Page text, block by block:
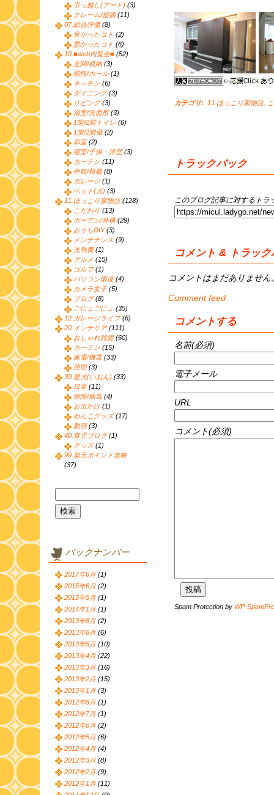
カテゴリ: 11.ほっこり家物語,
トラックバック
このブログ記事に対するトラ
コメント & トラック
コメントはまだありません
Comment feed
コメントする
名前(必須)
電子メール
URL
コメント(必須)
Spam Protection by WP-
引っ越し(アート) (3)
クレーム/指摘(11)
07.総合評価(8)
良かったコト (2)
悪かったコト (6)
10.■web内覧会■ (52)
玄関/収納(3)
階段/ホール(1)
キッチン (6)
ダイニング(3)
リビング(3)
浴室/洗面所(3)
1階/2階トイレ (6)
1階/2階蔵(2)
和室(2)
寝室/子供・洋室(3)
カーテン (11)
外観/植栽(8)
ガレージ (1)
ペット(犬) (3)
11.ほっこり家物語(128)
こだわり (13)
ガーデン/外構(29)
おうちDIY(3)
メンテナンス (9)
光熱費(1)
グルメ (15)
ゴルフ (1)
パソコン環境(4)
カメラ女子 (5)
ブログ(8)
ごにょごにょ (35)
12.ガレージライフ (6)
20.インテリア(111)
おしゃれ雑貨(60)
カーテン (15)
家電/機器 (33)
照明(3)
30.愛犬(いおん) (33)
日常 (11)
病院/病気 (4)
お出かけ (1)
わんこグッズ(17)
動画(3)
40.育児ブログ(1)
グッズ(1)
99.楽天ポイント攻略
(37)
バックナンバー
2017年6月 (1)
2015年6月 (2)
2015年5月 (1)
2014年1月 (1)
2013年8月 (2)
2013年6月 (6)
2013年5月 (10)
2013年4月 (22)
2013年3月 (16)
2013年2月 (15)
2013年1月 (3)
2012年8月 (1)
2012年7月 (1)
2012年6月 (2)
2012年5月 (6)
2012年4月 (4)
2012年3月 (8)
2012年2月 (9)
2012年1月 (11)